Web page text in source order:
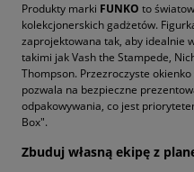
Produkty marki FUNKO to
kolekcjonerskich gadżetów.
zaprojektowana tak, aby idealnie
takimi jak Vash the Stampede,
Thompson. Przezroczyste
pozwala na bezpieczne
odpakowywania, co jest
Box".
Zbuduj własną ekipę z